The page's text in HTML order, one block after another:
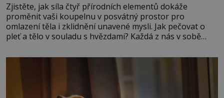
Zjistěte, jak síla čtyř přírodních elementů dokáže
proměnit vaši koupelnu v posvátný prostor pro
omlazení těla i zklidnění unavené mysli. Jak pečovat o
pleť a tělo v souladu s hvězdami? Každá z nás v sobě
povaze, ale i v potřebách naší pokožky. Ohnivá znamení
Ženy narozené ve znamení Berana, Lva a Střelce v sobě
nesou žár, odvahu a neutuchající elán. Vaše